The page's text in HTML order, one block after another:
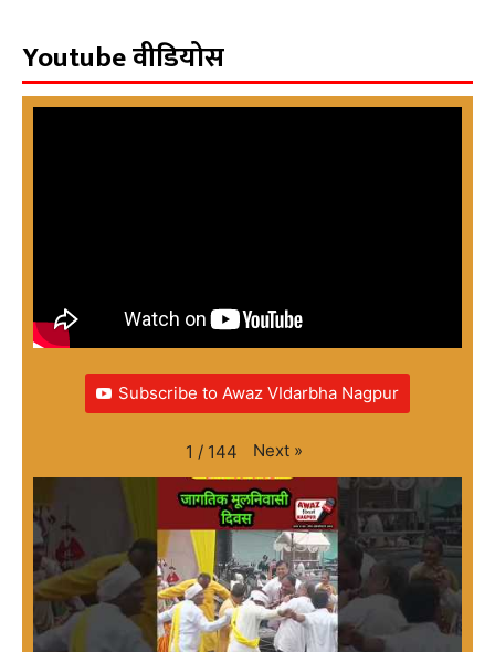
Youtube वीडियोस
Subscribe to Awaz VIdarbha Nagpur
1 / 144 Next »